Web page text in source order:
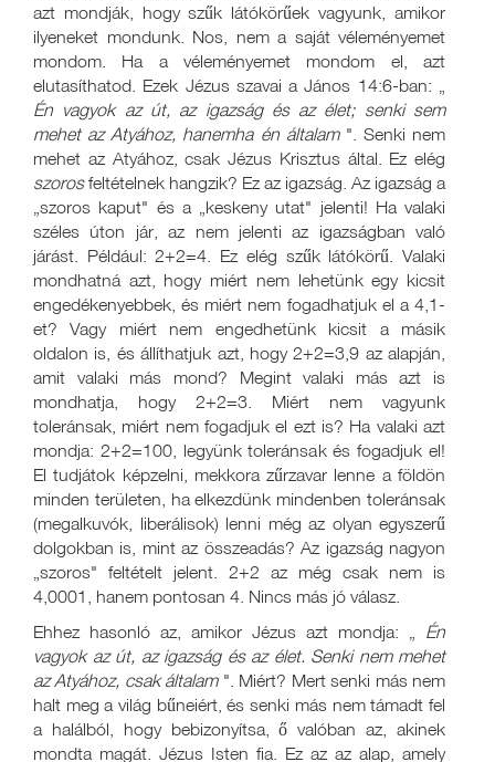
azt mondják, hogy szűk látókörűek vagyunk, amikor
ilyeneket mondunk. Nos, nem a saját véleményemet
mondom. Ha a véleményemet mondom el, azt
elutasíthatod. Ezek Jézus szavai a János 14:6-ban: „
Én vagyok az út, az igazság és az élet; senki sem
mehet az Atyához, hanemha én általam ". Senki nem
mehet az Atyához, csak Jézus Krisztus által. Ez elég
szorosfeltételnek hangzik? Ez az igazság. Az igazság a
„szoros kaput" és a „keskeny utat" jelenti! Ha valaki
széles úton jár, az nem jelenti az igazságban való
járást. Például: 2+2=4. Ez elég szűk látókörű. Valaki
mondhatná azt, hogy miért nem lehetünk egy kicsit
engedékenyebbek, és miért nem fogadhatjuk el a 4,1-
et? Vagy miért nem engedhetünk kicsit a másik
oldalon is, és állíthatjuk azt, hogy 2+2=3,9 az alapján,
amit valaki más mond? Megint valaki más azt is
mondhatja, hogy 2+2=3. Miért nem vagyunk
toleránsak, miért nem fogadjuk el ezt is? Ha valaki azt
mondja: 2+2=100, legyünk toleránsak és fogadjuk el!
El tudjátok képzelni, mekkora zűrzavar lenne a földön
minden területen, ha elkezdünk mindenben toleránsak
(megalkuvók, liberálisok) lenni még az olyan egyszerű
dolgokban is, mint az összeadás? Az igazság nagyon
„szoros" feltételt jelent. 2+2 az még csak nem is
4,0001, hanem pontosan 4. Nincs más jó válasz.
Ehhez hasonló az, amikor Jézus azt mondja: „ Én
vagyok az út, az igazság és az élet. Senki nem mehet
az Atyához, csak általam ". Miért? Mert senki más nem
halt meg a világ bűneiért, és senki más nem támadt fel
a halálból, hogy bebizonyítsa, ő valóban az, akinek
mondta magát. Jézus Isten fia. Ez az az alap, amely